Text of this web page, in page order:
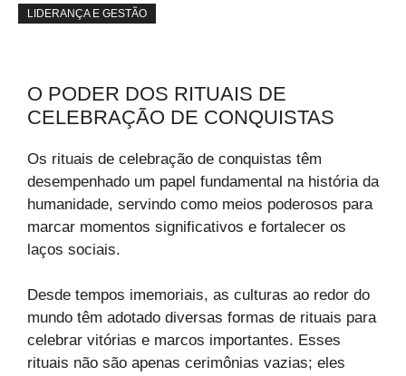
LIDERANÇA E GESTÃO
O PODER DOS RITUAIS DE
CELEBRAÇÃO DE CONQUISTAS
Os rituais de celebração de conquistas têm
desempenhado um papel fundamental na história da
humanidade, servindo como meios poderosos para
marcar momentos significativos e fortalecer os
laços sociais.
Desde tempos imemoriais, as culturas ao redor do
mundo têm adotado diversas formas de rituais para
celebrar vitórias e marcos importantes. Esses
rituais não são apenas cerimônias vazias; eles